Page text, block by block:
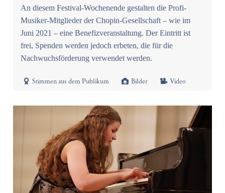
An diesem Festival-Wochenende gestalten die Profi-
Musiker-Mitglieder der Chopin-Gesellschaft – wie im
Juni 2021 – eine Benefizveranstaltung. Der Eintritt ist
frei, Spenden werden jedoch erbeten, die für die
Nachwuchsförderung verwendet werden.
 Stimmen aus dem Publikum  Bilder  Video